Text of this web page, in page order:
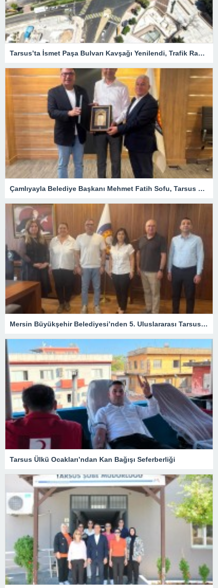
Tarsus’ta İsmet Paşa Bulvarı Kavşağı Yenilendi, Trafik Rahatladı
Çamlıyayla Belediye Başkanı Mehmet Fatih Sofu, Tarsus TSO Meclis Toplantısına Konuk Oldu
Mersin Büyükşehir Belediyesi’nden 5. Uluslararası Tarsus Festivali İçin Hazırlık Toplantıları
Tarsus Ülkü Ocakları’ndan Kan Bağışı Seferberliği